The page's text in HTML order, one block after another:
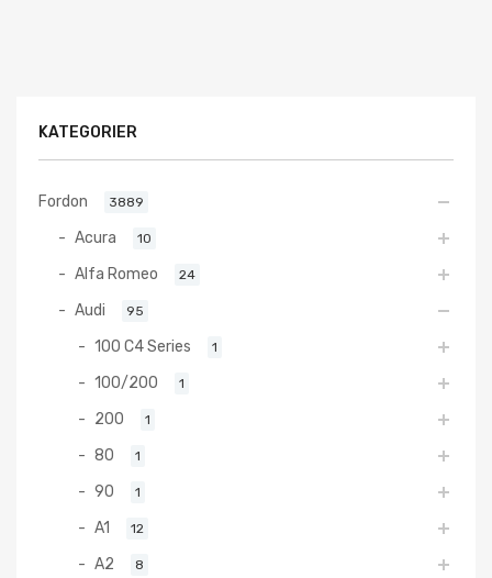
KATEGORIER
Fordon 3889
Acura 10
Alfa Romeo 24
Audi 95
100 C4 Series 1
100/200 1
200 1
80 1
90 1
A1 12
A2 8